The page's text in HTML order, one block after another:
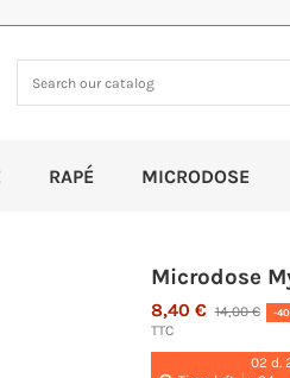
RAPÉ MICRODOSE
Microdose
8,40 € 14,00 € -
TTC
02 d.